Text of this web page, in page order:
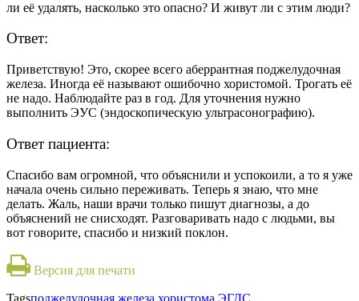
ли её удалять, насколько это опасно? И живут ли с этим люди?
Ответ:
Приветствую! Это, скорее всего аберрантная поджелудочная
железа. Иногда её называют ошибочно хористомой. Трогать её
не надо. Наблюдайте раз в год. Для уточнения нужно
выполнить ЭУС (эндоскопическую ультрасонографию).
Ответ пациента:
Спасибо вам огромной, что объяснили и успокоили, а то я уже
начала очень сильно переживать. Теперь я знаю, что мне
делать. Жаль, наши врачи только пишут диагнозы, а до
объяснений не снисходят. Разговаривать надо с людьми, вы
вот говорите, спасибо и низкий поклон.
Версия для печати
Tagsподжелудочная железа хористома ЭГДС